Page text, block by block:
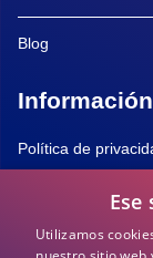
Blog
Información
Política de
Política de Cookies
Utilizamos